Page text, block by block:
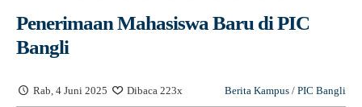
Penerimaan Mahasiswa Baru di PIC
Bangli
Rab, 4 Juni 2025 Dibaca 223x Berita Kampus / PIC Bangli